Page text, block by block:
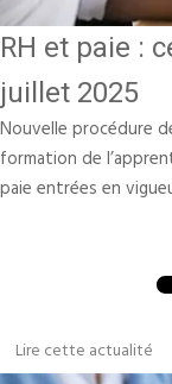
RH et paie :
juillet 2025
Nouvelle procédure
formation de
paie entrées en
Lire cette actualité